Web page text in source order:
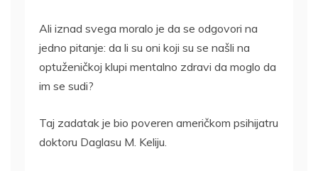
Ali iznad svega moralo je da se odgovori na
jedno pitanje: da li su oni koji su se našli na
optuženičkoj klupi mentalno zdravi da moglo da
im se sudi?
Taj zadatak je bio poveren američkom psihijatru
doktoru Daglasu M. Keliju.